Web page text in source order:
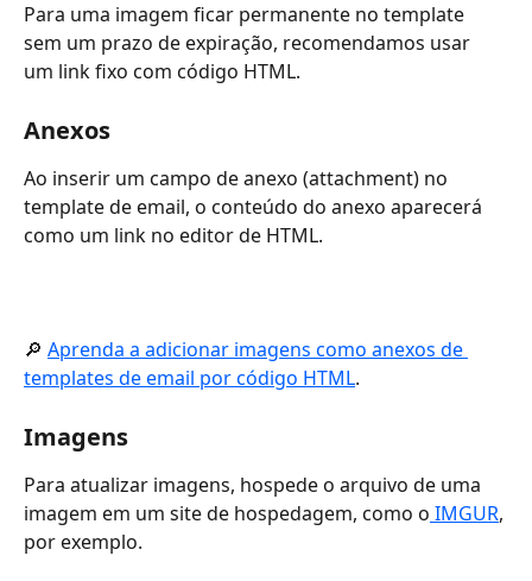
Para uma imagem ficar permanente no template
sem um prazo de expiração, recomendamos usar
um link fixo com código HTML.
Anexos
Ao inserir um campo de anexo (attachment) no
template de email, o conteúdo do anexo aparecerá
como um link no editor de HTML.
🔎 Aprenda a adicionar imagens como anexos de
templates de email por código HTML.
Imagens
Para atualizar imagens, hospede o arquivo de uma
imagem em um site de hospedagem, como o IMGUR,
por exemplo.